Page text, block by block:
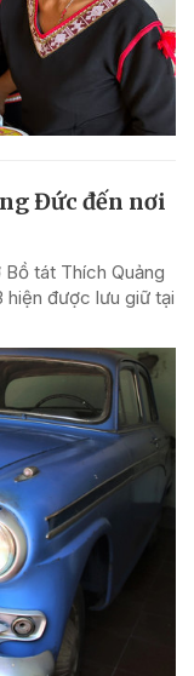
Đức đến nơi
tát Thích Quảng
hiện được lưu giữ tại